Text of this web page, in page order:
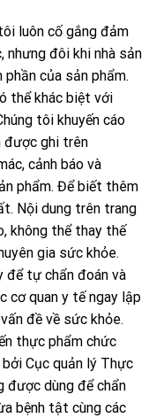
luôn cố gắng đảm
nhưng đôi khi nhà sản
của sản phẩm.
thể khác biệt với
tôi khuyến cáo
được ghi trên
cảnh báo và
phẩm. Để biết thêm
Nội dung trên trang
không thể thay thế
gia sức khỏe.
để tự chẩn đoán và
cơ quan y tế ngay lập
đề về sức khỏe.
thực phẩm chức
Cục quản lý Thực
được dùng để chẩn
bệnh tật cùng các